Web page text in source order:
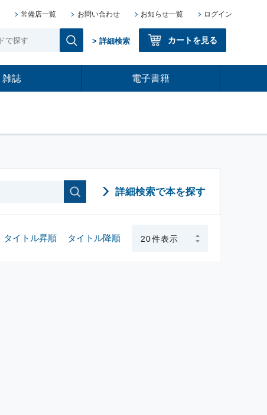
常備店一覧 お問い合わせ お知らせ一覧 ログイン
> 詳細検索 カートを見る
雑誌 電子書籍
詳細検索で本を探す
タイトル昇順 タイトル降順